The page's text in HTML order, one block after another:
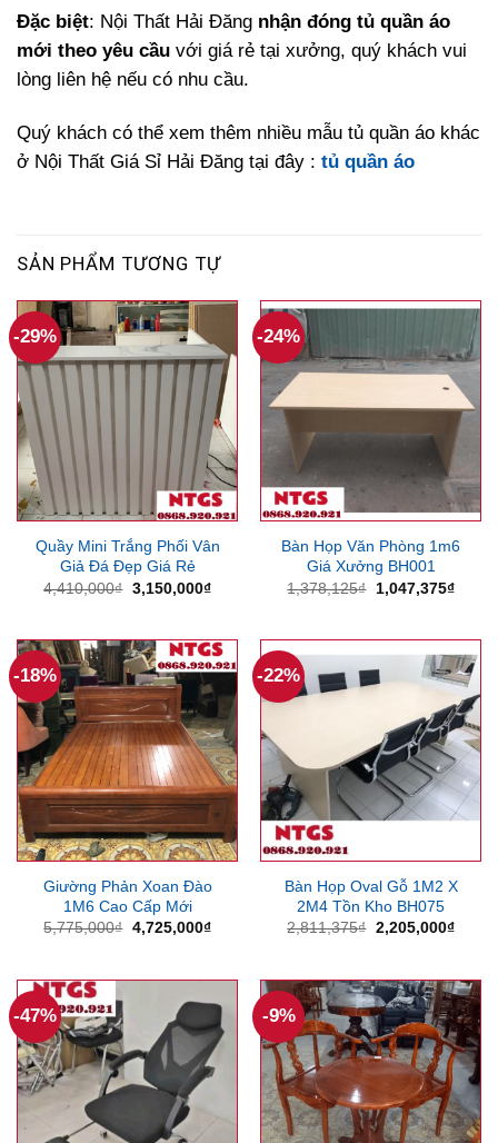
Đặc biệt: Nội Thất Hải Đăng nhận đóng tủ quần áo
mới theo yêu cầu với giá rẻ tại xưởng, quý khách vui
lòng liên hệ nếu có nhu cầu.
Quý khách có thể xem thêm nhiều mẫu tủ quần áo khác
ở Nội Thất Giá Sỉ Hải Đăng tại đây : tủ quần áo
SẢN PHẨM TƯƠNG TỰ
-29%
Quầy Mini Trắng Phối Vân
Giả Đá Đẹp Giá Rẻ
4,410,000₫ Giá
3,150,000₫Giá
3,150,000₫.
-24%
Bàn Họp Văn Phòng 1m6
Giá Xưởng BH001
1,378,125₫
Giá
1,047,375₫Giá
-18%
Giường Phản Xoan Đào
1M6 Cao Cấp Mới
5,775,000₫ Giá
4,725,000₫Giá
4,725,000₫.
-22%
Bàn Họp Oval Gỗ 1M2 X
2M4 Tồn Kho BH075
2,811,375₫ Giá
2,205,000₫Giá
-47% -9%